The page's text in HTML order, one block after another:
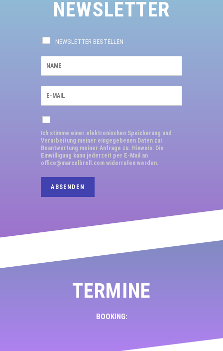
NEWSLETTER
NEWSLETTER BESTELLEN
Ich stimme einer elektronischen Speicherung und
Verarbeitung meiner eingegebenen Daten zur
Beantwortung meiner Anfrage zu. Hinweis: Die
Einwilligung kann jederzeit per E-Mail an
office@marcelbrell.com widerrufen werden.
ABSENDEN
TERMINE
BOOKING: